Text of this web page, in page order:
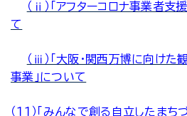
（ⅱ）「アフターコロナ事業者支
て
（ⅲ）「大阪・関西万博に向け
事業」について
（１１）「みんなで創る自立したまち